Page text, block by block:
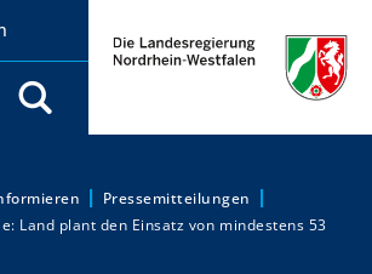
Pressemitteilungen
Land plant den Einsatz von mindestens 53